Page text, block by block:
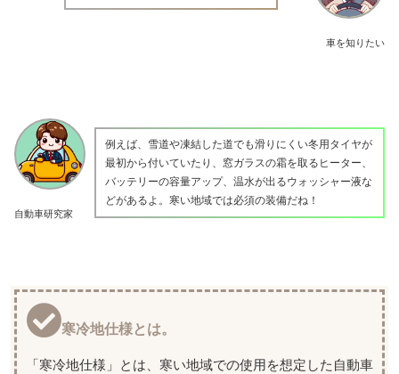
車を知りたい
自動車研究家
例えば、雪道や凍結した道でも滑りにくい冬用タイヤが
最初から付いていたり、窓ガラスの霜を取るヒーター、
バッテリーの容量アップ、温水が出るウォッシャー液な
どがあるよ。寒い地域では必須の装備だね！
寒冷地仕様とは。
「寒冷地仕様」とは、寒い地域での使用を想定した自動車